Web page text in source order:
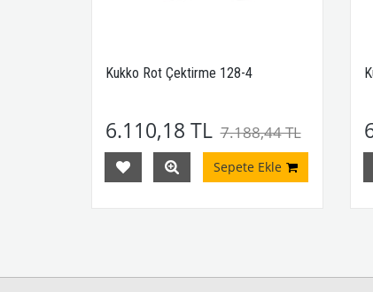
Kukko Rot Çektirme 128-4
6.110,18 TL 7.188,44 TL
Sepete Ekle